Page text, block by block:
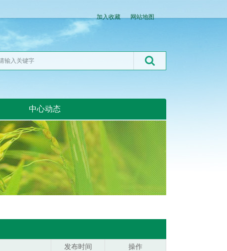
加入收藏 网站地图
中心动态
湖北粮网:湖北粮网
发布时间 操作